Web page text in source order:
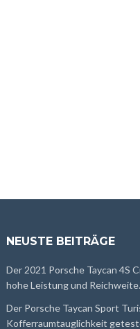
NEUSTE BEITRÄGE
Der 2021 Porsche Taycan 4S
hohe Leistung und Reichweite.
Der Porsche Taycan Sport
Kofferraumtauglichkeit